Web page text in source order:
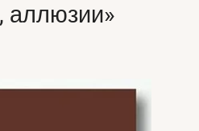
аллюзии»